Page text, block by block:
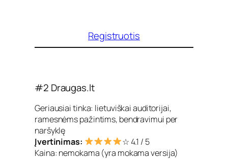
Registruotis
#2 Draugas.lt
Geriausiai tinka: lietuviškai auditorijai,
ramesnėms pažintims, bendravimui per
naršyklę
Įvertinimas:
☆ 4.1 / 5
Kaina: nemokama (yra mokama versija)